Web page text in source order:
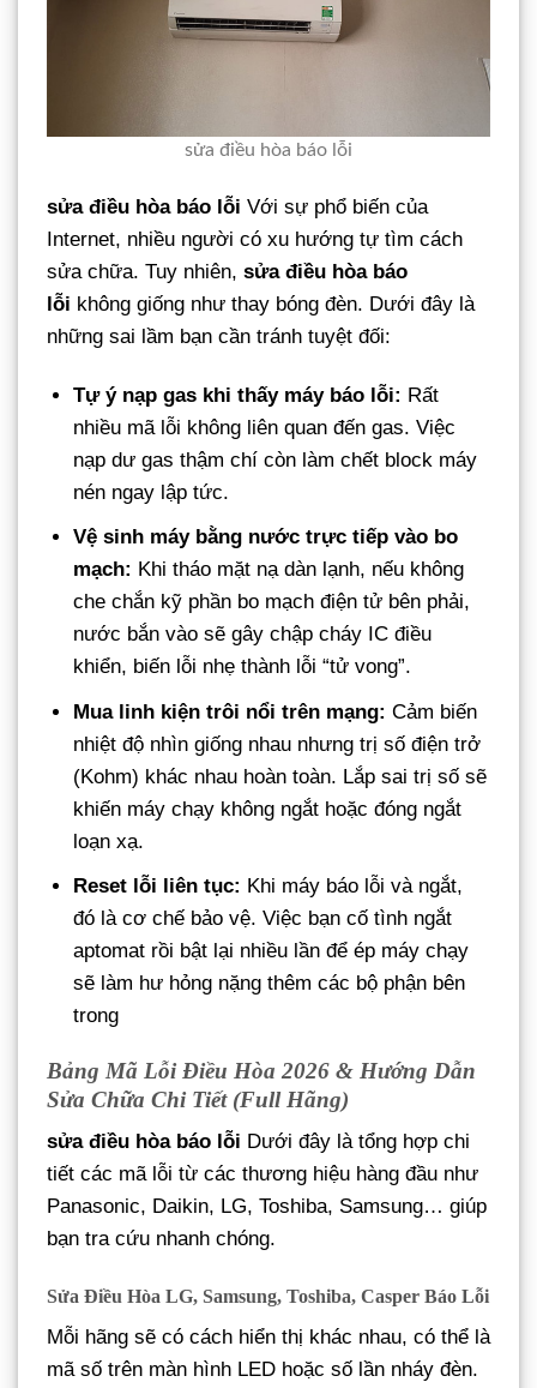
sửa điều hòa báo lỗi
sửa điều hòa báo lỗi Với sự phổ biến của
Internet, nhiều người có xu hướng tự tìm cách
sửa chữa. Tuy nhiên, sửa điều hòa báo
lỗi không giống như thay bóng đèn. Dưới đây là
những sai lầm bạn cần tránh tuyệt đối:
Tự ý nạp gas khi thấy máy báo lỗi: Rất
nhiều mã lỗi không liên quan đến gas. Việc
nạp dư gas thậm chí còn làm chết block máy
nén ngay lập tức.
Vệ sinh máy bằng nước trực tiếp vào bo
mạch: Khi tháo mặt nạ dàn lạnh, nếu không
che chắn kỹ phần bo mạch điện tử bên phải,
nước bắn vào sẽ gây chập cháy IC điều
khiển, biến lỗi nhẹ thành lỗi “tử vong”.
Mua linh kiện trôi nổi trên mạng: Cảm biến
nhiệt độ nhìn giống nhau nhưng trị số điện trở
(Kohm) khác nhau hoàn toàn. Lắp sai trị số sẽ
khiến máy chạy không ngắt hoặc đóng ngắt
loạn xạ.
Reset lỗi liên tục: Khi máy báo lỗi và ngắt,
đó là cơ chế bảo vệ. Việc bạn cố tình ngắt
aptomat rồi bật lại nhiều lần để ép máy chạy
sẽ làm hư hỏng nặng thêm các bộ phận bên
trong
Bảng Mã Lỗi Điều Hòa 2026 & Hướng Dẫn
Sửa Chữa Chi Tiết (Full Hãng)
sửa điều hòa báo lỗi Dưới đây là tổng hợp chi
tiết các mã lỗi từ các thương hiệu hàng đầu như
Panasonic, Daikin, LG, Toshiba, Samsung… giúp
bạn tra cứu nhanh chóng.
Sửa Điều Hòa LG, Samsung, Toshiba, Casper Báo Lỗi
Mỗi hãng sẽ có cách hiển thị khác nhau, có thể là
mã số trên màn hình LED hoặc số lần nháy đèn.